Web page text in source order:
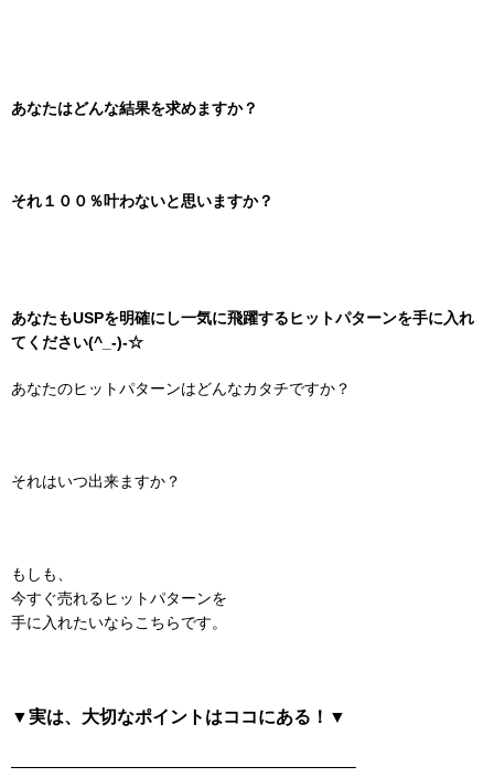
あなたはどんな結果を求めますか？
それ１００％叶わないと思いますか？
あなたもUSPを明確にし一気に飛躍するヒットパターンを手に入れ
てください(^_-)-☆
あなたのヒットパターンはどんなカタチですか？
それはいつ出来ますか？
もしも、
今すぐ売れるヒットパターンを
手に入れたいならこちらです。
▼実は、大切なポイントはココにある！▼
———————————————————–